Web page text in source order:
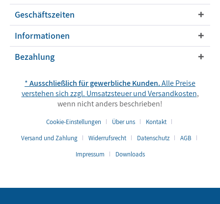
Geschäftszeiten
Informationen
Bezahlung
*Ausschließlich für gewerbliche Kunden.Alle Preise
verstehen sich zzgl. Umsatzsteuer undVersandkosten,
wenn nicht anders beschrieben!
Cookie-Einstellungen Über uns
Kontakt
Versand und Zahlung
Widerrufsrecht Datenschutz
AGB
Impressum
Downloads